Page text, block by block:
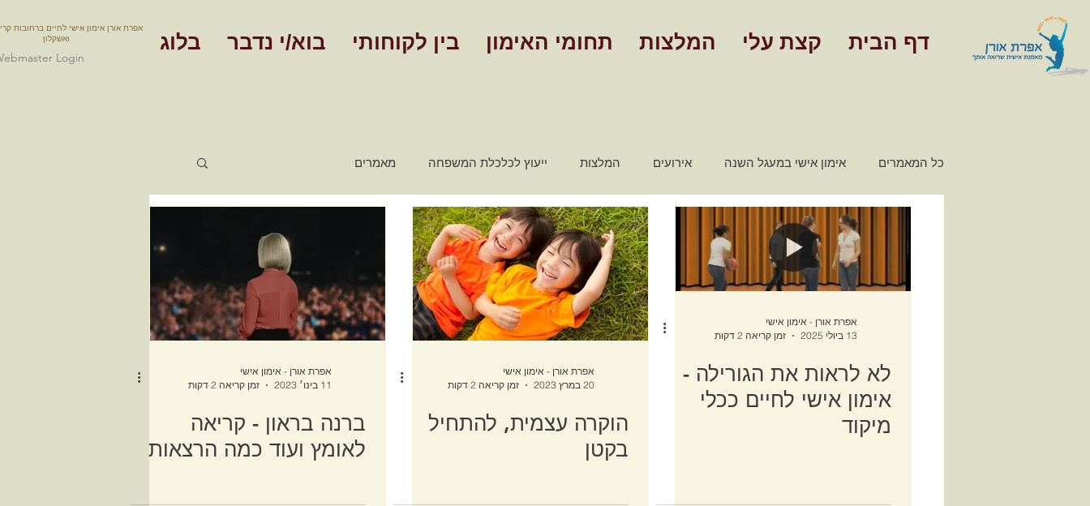
דף הבית קצת עלי המלצות תחומי האימון בין לקוחותי בוא/י נדבר בלוג
אפרת אורן אימון אישי לחיים ברחובות
ואשקלון
Login
כל המאמרים אימון אישי במעגל השנה אירועים המלצות ייעוץ לכלכלת המשפחה מאמרים
מאמרים - אימון כלכלי משפחתי מאמרים אימון אישי סרטונים - אימון אישי שלבים הצלחה
חינוך פיננסי
אפרת אורן - אימון אישי
13 ביולי 2025
זמן קריאה 2 דקות
לא לראות את הגורילה -
אימון אישי לחיים ככלי
מיקוד
אפרת אורן - אימון אישי
20 במרץ 2023
זמן קריאה 2 דקות
הוקרה עצמית, להתחיל
בקטן
אפרת אורן - אימון אישי
11 בינו׳ 2023
זמן קריאה 2 דקות
ברנה בראון - קריאה
לאומץ ועוד כמה הרצאות